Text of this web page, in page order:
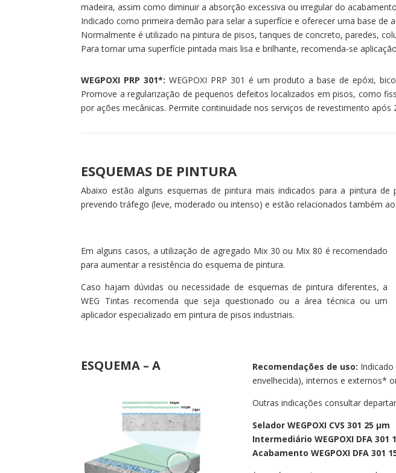
madeira, assim como diminuir a absorção excessiva ou irregular do
Indicado como primeira demão para selar a superfície e oferecer uma base de
Normalmente é utilizado na pintura de pisos, tanques de concreto, paredes,
Para tornar uma superfície pintada mais lisa e brilhante, recomenda-se
WEGPOXI PRP 301*: WEGPOXI PRP 301 é um produto a base de epóxi,
Promove a regularização de pequenos defeitos localizados em pisos, como
por ações mecânicas. Permite continuidade nos serviços de revestimento após
ESQUEMAS DE PINTURA
Abaixo estão alguns esquemas de pintura mais indicados para a pintura
prevendo tráfego (leve, moderado ou intenso) e estão relacionados também
Em alguns casos, a utilização de agregado Mix 30 ou Mix 80 é recomendado
para aumentar a resistência do esquema de pintura.
Caso hajam dúvidas ou necessidade de esquemas de pintura diferentes, a
WEG Tintas recomenda que seja questionado ou a área técnica ou um
aplicador especializado em pintura de pisos industriais.
ESQUEMA – A Recomendações de uso:
envelhecida), internos e externos*
Outras indicações consultar
Selador WEGPOXI CVS 301 25 µm
Intermediário WEGPOXI DFA 301
Acabamento WEGPOXI DFA 301